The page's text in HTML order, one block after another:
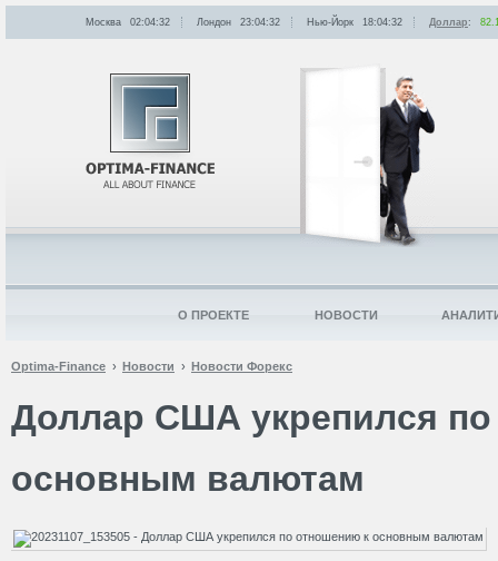
Optima-Finance Новости Новости Форекс
Доллар США укрепился
основным валютам
Москва 02:04:32 Лондон 23:04:32 Нью-Йорк 18:04:32 Доллар:
О ПРОЕКТЕ НОВОСТИ